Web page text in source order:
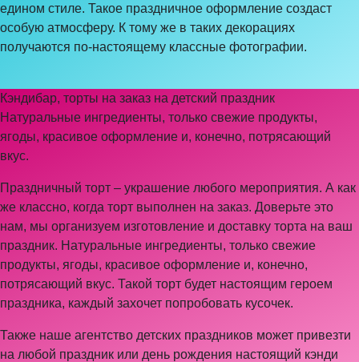
едином стиле. Такое праздничное оформление создаст
особую атмосферу. К тому же в таких декорациях
получаются по-настоящему классные фотографии.
Кэндибар, торты на заказ на детский праздник
Натуральные ингредиенты, только свежие продукты,
ягоды, красивое оформление и, конечно, потрясающий
вкус.
Праздничный торт – украшение любого мероприятия. А как
же классно, когда торт выполнен на заказ. Доверьте это
нам, мы организуем изготовление и доставку торта на ваш
праздник. Натуральные ингредиенты, только свежие
продукты, ягоды, красивое оформление и, конечно,
потрясающий вкус. Такой торт будет настоящим героем
праздника, каждый захочет попробовать кусочек.
Также наше агентство детских праздников может привезти
на любой праздник или день рождения настоящий кэнди